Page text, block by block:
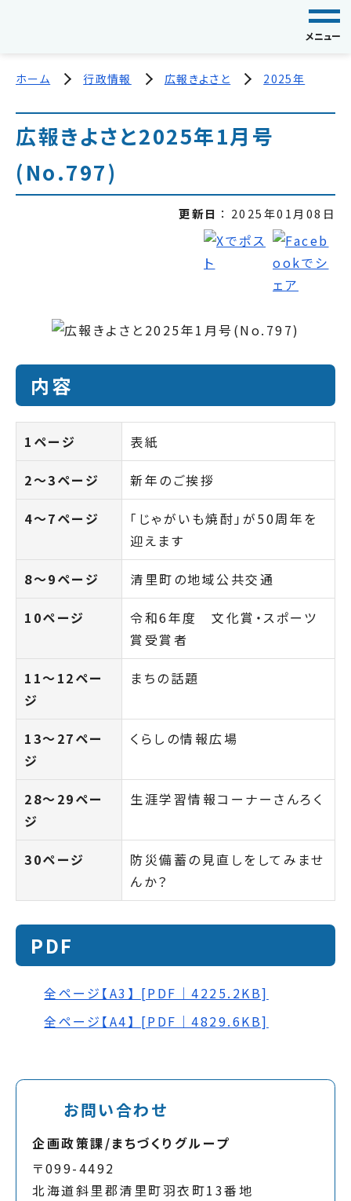
メニュー
ホーム 行政情報 広報きよさと 2025年
広報きよさと2025年1月号
(No.797)
更新日 2025年01月08日
内容
1ページ 表紙
2～3ページ 新年のご挨拶
4～7ページ
「じゃがいも焼酎」が50周年を
迎えます
8～9ページ 清里町の地域公共交通
10ページ
令和6年度 文化賞・スポーツ
賞受賞者
11～12ペー
ジ
まちの話題
13～27ペー
ジ
くらしの情報広場
28～29ペー
ジ
生涯学習情報コーナーさんろく
30ページ
防災備蓄の見直しをしてみませ
んか？
PDF
全ページ【A3】 [PDF｜4225.2KB]
全ページ【A4】 [PDF｜4829.6KB]
お問い合わせ
企画政策課/まちづくりグループ
〒099-4492
北海道斜里郡清里町羽衣町13番地